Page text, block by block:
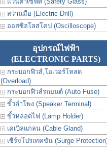
สว่านมือ (Electric Drill)
ออสซิลโลสโคป (Oscilloscope)
อุปกรณ์ไฟฟ้า
(ELECTRONIC PARTS)
กระบอกฟิวส์,โอเวอร์โหลด
(Overload)
กระบอกฟิวส์รถยนต์ (Auto Fuse)
ขั้วลำโพง (Speaker Terminal)
ขั้วหลอดไฟ (Lamp Holder)
เคเบิลแกลน (Cable Gland)
เซิร์จโปรเทคชัน (Surge